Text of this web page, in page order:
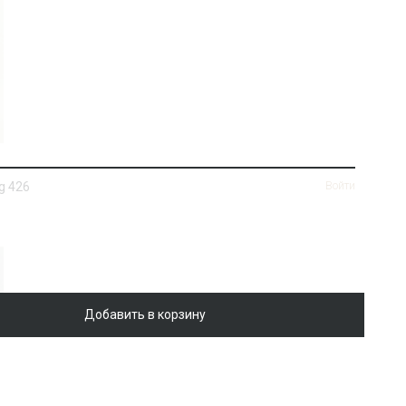
426 Войти
Добавить в корзину